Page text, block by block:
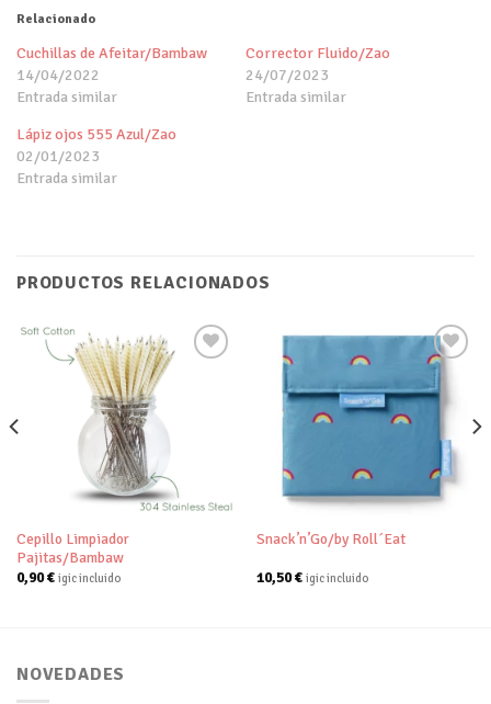
Relacionado
Cuchillas de Afeitar/Bambaw
14/04/2022
Entrada similar
Corrector Fluido/Zao
24/07/2023
Entrada similar
Lápiz ojos 555 Azul/Zao
02/01/2023
Entrada similar
PRODUCTOS RELACIONADOS
Cepillo Limpiador
Pajitas/Bambaw
0,90€ igic incluido
lista de
deseos
Snack’n’Go/by Roll´Eat
10,50€ igic incluido
NOVEDADES